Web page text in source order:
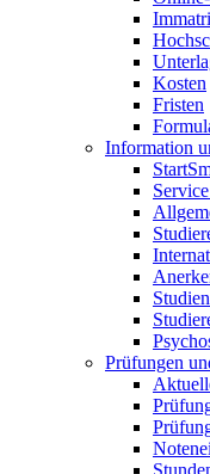
Kosten
Fristen
Information
Prüfungen